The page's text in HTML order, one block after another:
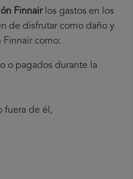
Finnairlos gastos en los
de disfrutar como daño y
como:
o pagados durante la
fuera de él,